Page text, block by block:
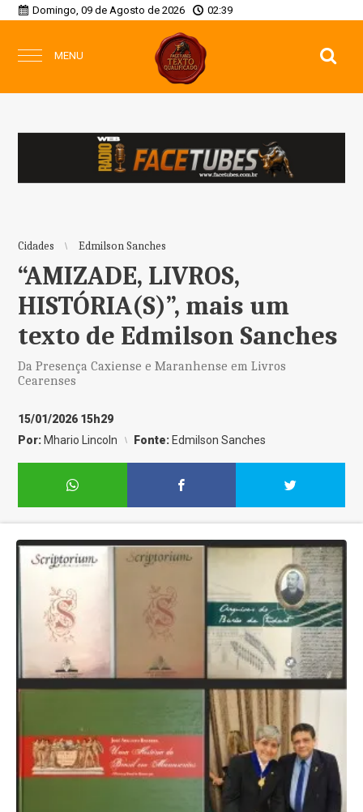
Domingo, 09 de Agosto de 2026 02:39
MENU
Cidades Edmilson Sanches
“AMIZADE, LIVROS,
HISTÓRIA(S)”, mais um
texto de Edmilson Sanches
Da Presença Caxiense e Maranhense em Livros
Cearenses
15/01/2026 15h29
Por: Mhario Lincoln Fonte: Edmilson Sanches